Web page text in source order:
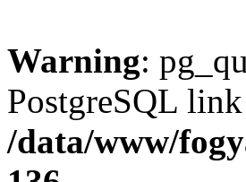
Warning:
PostgreSQL
/data/www/